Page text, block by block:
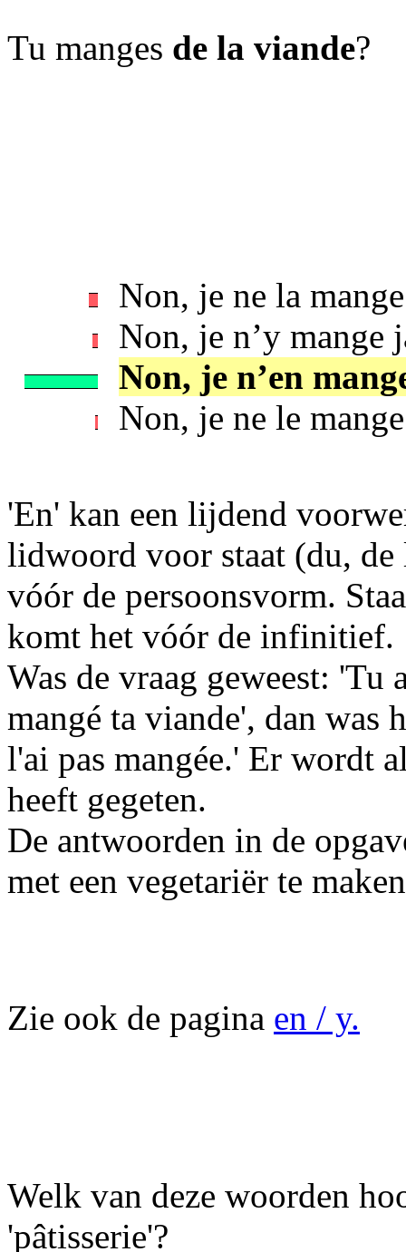
Tu manges de la viande?
Non, je ne la
Non, je n’y mange
Non, je n’en
Non, je ne le
'En' kan een lijdend
lidwoord voor staat (du,
vóór de persoonsvorm.
komt het vóór de infinitief.
Was de vraag geweest: 'Tu
mangé ta viande', dan was
l'ai pas mangée.' Er wordt
heeft gegeten.
De antwoorden in de
met een vegetariër te
Zie ook de pagina en / y.
Welk van deze woorden
'pâtisserie'?